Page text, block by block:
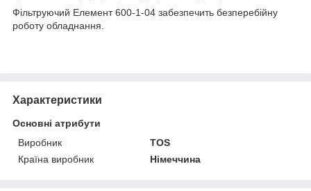
Фільтруючий Елемент 600-1-04 забезпечить безперебійну
роботу обладнання.
Характеристики
Основні атрибути
Виробник
TOS
Країна виробник
Німеччина